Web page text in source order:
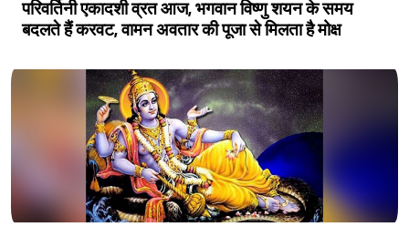
परिवर्तिनी एकादशी व्रत आज, भगवान विष्णु शयन के समय
बदलते हैं करवट, वामन अवतार की पूजा से मिलता है मोक्ष